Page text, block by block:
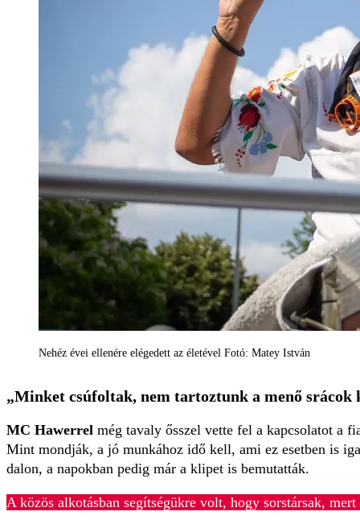
Nehéz évei ellenére elégedett az életével Fotó: Matey István
„Minket csúfoltak, nem tartoztunk a menő srácok
MC Hawerrel még tavaly ősszel vette fel a kapcsolatot a
Mint mondják, a jó munkához idő kell, ami ez esetben is
dalon, a napokban pedig már a klipet is bemutatták.
A közös alkotásban segítségükre volt, hogy sorstársak,